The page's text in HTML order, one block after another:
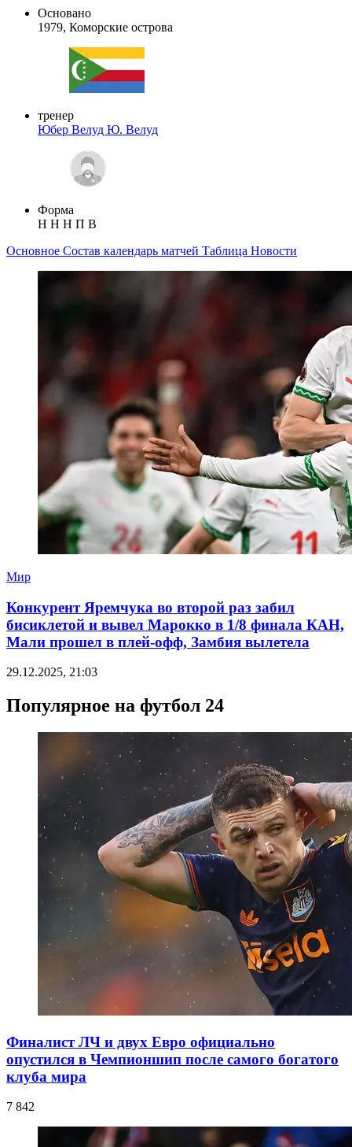
Основано
1979, Коморские острова
тренер
Юбер Велуд Ю. Велуд
Форма
Н Н Н П В
Основное Состав календарь матчей Таблица Новости
Мир
Конкурент Яремчука во второй раз забил
бисиклетой и вывел Марокко в 1/8 финала КАН,
Мали прошел в плей-офф, Замбия вылетела
29.12.2025, 21:03
Популярное на футбол 24
Финалист ЛЧ и двух Евро официально
опустился в Чемпионшип после самого богатого
клуба мира
7 842